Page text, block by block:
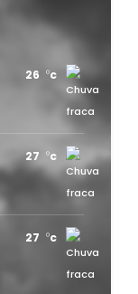
26 c
27 c
27 c